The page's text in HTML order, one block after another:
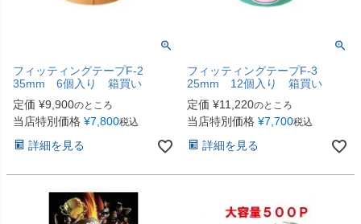
フィッティングテープF-2
35mm 6個入り 箱買い
定価 ¥9,900のところ
当店特別価格 ¥7,800税込
詳細を見る
フィッティングテープF-3
25mm 12個入り 箱買い
定価 ¥11,220のところ
当店特別価格 ¥7,700税込
詳細を見る